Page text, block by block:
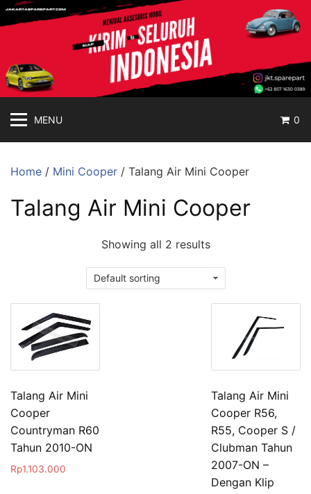
Langsung
ke
jakartasparepart
Online
MENU 0
Home / Mini Cooper / Talang Air Mini Cooper
Talang Air Mini Cooper
Showing all 2 results
Talang Air Mini
Cooper
Countryman R60
Tahun 2010-ON
Rp1.103.000
Talang Air Mini
Cooper R56,
R55, Cooper S /
Clubman Tahun
2007-ON –
Dengan Klip